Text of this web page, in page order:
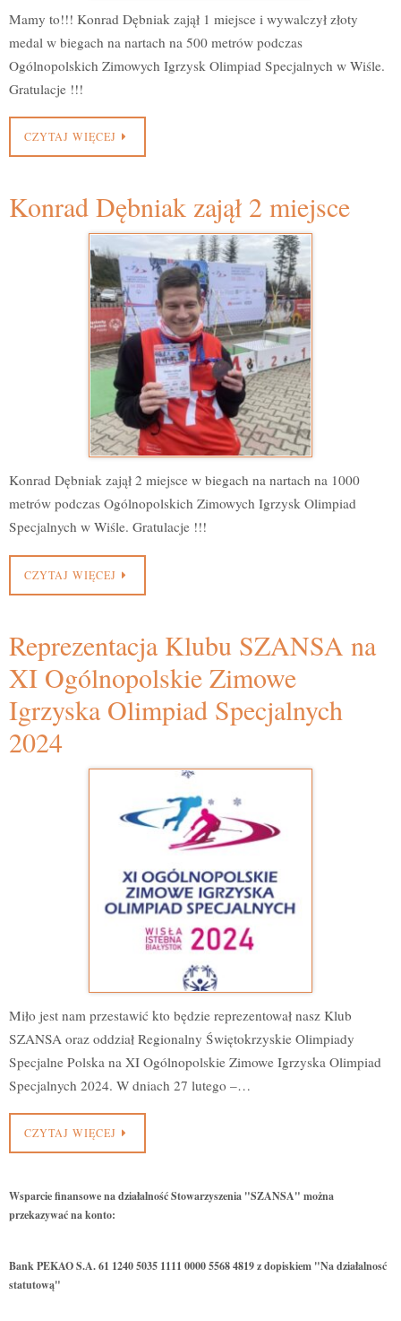
Mamy to!!! Konrad Dębniak zajął 1 miejsce i wywalczył złoty
medal w biegach na nartach na 500 metrów podczas
Ogólnopolskich Zimowych Igrzysk Olimpiad Specjalnych w Wiśle.
Gratulacje !!!
CZYTAJ WIĘCEJ
Konrad Dębniak zajął 2 miejsce
Konrad Dębniak zajął 2 miejsce w biegach na nartach na 1000
metrów podczas Ogólnopolskich Zimowych Igrzysk Olimpiad
Specjalnych w Wiśle. Gratulacje !!!
CZYTAJ WIĘCEJ
Reprezentacja Klubu SZANSA na
XI Ogólnopolskie Zimowe
Igrzyska Olimpiad Specjalnych
2024
Miło jest nam przestawić kto będzie reprezentował nasz Klub
SZANSA oraz oddział Regionalny Świętokrzyskie Olimpiady
Specjalne Polska na XI Ogólnopolskie Zimowe Igrzyska Olimpiad
Specjalnych 2024. W dniach 27 lutego –…
CZYTAJ WIĘCEJ
Wsparcie finansowe na działalność Stowarzyszenia "SZANSA" można
przekazywać na konto:
Bank PEKAO S.A. 61 1240 5035 1111 0000 5568 4819 z dopiskiem "Na działalnosć
statutową"